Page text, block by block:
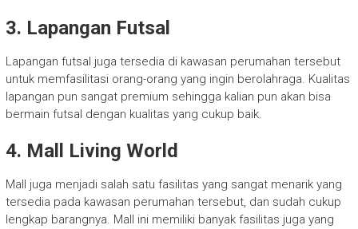
3. Lapangan Futsal
Lapangan futsal juga tersedia di kawasan perumahan tersebut
untuk memfasilitasi orang-orang yang ingin berolahraga. Kualitas
lapangan pun sangat premium sehingga kalian pun akan bisa
bermain futsal dengan kualitas yang cukup baik.
4. Mall Living World
Mall juga menjadi salah satu fasilitas yang sangat menarik yang
tersedia pada kawasan perumahan tersebut, dan sudah cukup
lengkap barangnya. Mall ini memiliki banyak fasilitas juga yang